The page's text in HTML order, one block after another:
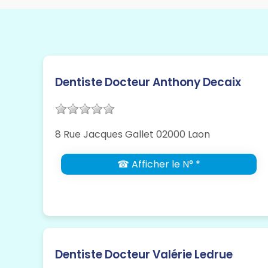
Dentiste Docteur Anthony Decaix
8 Rue Jacques Gallet 02000 Laon
☎ Afficher le N° *
Dentiste Docteur Valérie Ledrue